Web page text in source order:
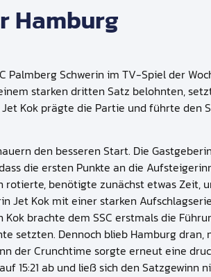
Hamburg
Palmberg Schwerin im TV-Spiel der
starken dritten Satz belohnten,
Kok prägte die Partie und führte den
den besseren Start. Die
die ersten Punkte an die
benötigte zunächst etwas Zeit,
Jet Kok mit einer starken
brachte dem SSC erstmals die
setzten. Dennoch blieb Hamburg dran,
der Crunchtime sorgte erneut eine
15:21 ab und ließ sich den Satzgewinn